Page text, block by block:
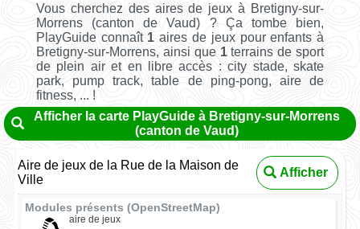
Vous cherchez des aires de jeux à Bretigny-sur-
Morrens (canton de Vaud) ? Ça tombe bien,
PlayGuide connaît 1 aires de jeux pour enfants à
Bretigny-sur-Morrens, ainsi que 1terrains de sport
de plein air et en libre accès : city stade, skate
park, pump track, table de ping-pong, aire de
fitness, ... !
Afficher la carte PlayGuide à Bretigny-sur-Morrens
(canton de Vaud)
Aire de jeux de la Rue de la Maison de
Ville
Afficher
Modules présents (OpenStreetMap)
aire de jeux